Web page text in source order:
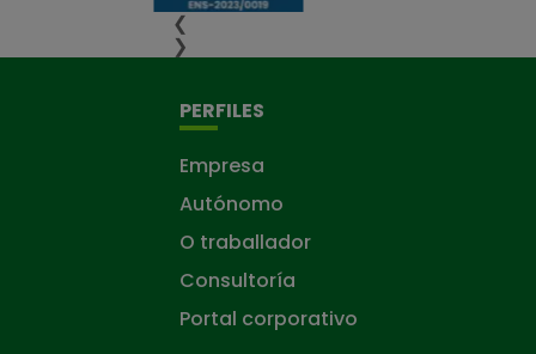
❮
❯
PERFILES
Empresa
Autónomo
O traballador
Consultoría
Portal corporativo